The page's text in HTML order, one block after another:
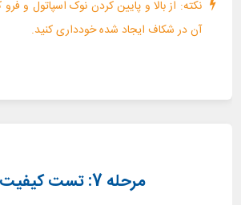
نکته: از بالا و پایین کردن نوک اسپاتول و
آن در شکاف ایجاد شده خودداری کنید.
مرحله 7: تست کیفیت کار